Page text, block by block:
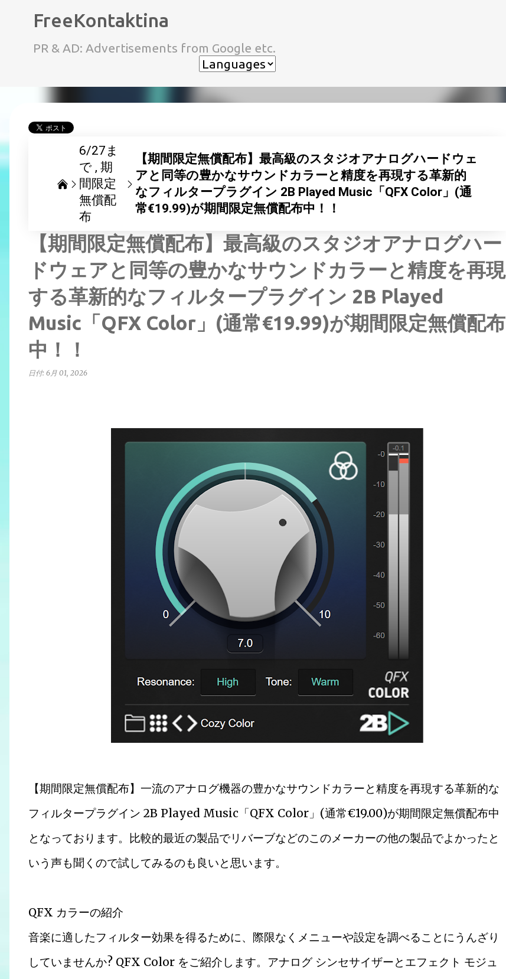
FreeKontaktina
PR & AD: Advertisements from Google etc.
6/27ま
で 期
間限定
無償配
布
【期間限定無償配布】最高級のスタジオアナログハードウェ
アと同等の豊かなサウンドカラーと精度を再現する革新的
なフィルタープラグイン 2B Played Music「QFX Color」(通
常€19.99)が期間限定無償配布中！！
【期間限定無償配布】最高級のスタジオアナログハー
ドウェアと同等の豊かなサウンドカラーと精度を再現
する革新的なフィルタープラグイン 2B Played
Music「QFX Color」(通常€19.99)が期間限定無償配布
中！！
日付: 6月 01, 2026
【期間限定無償配布】一流のアナログ機器の豊かなサウンドカラーと精度を再現する革新的な
フィルタープラグイン 2B Played Music「QFX Color」(通常€19.00)が期間限定無償配布中
となっております。比較的最近の製品でリバーブなどのこのメーカーの他の製品でよかったと
いう声も聞くので試してみるのも良いと思います。
QFX カラーの紹介
音楽に適したフィルター効果を得るために、際限なくメニューや設定を調べることにうんざり
していませんか? QFX Color をご紹介します。アナログ シンセサイザーとエフェクト モジュ